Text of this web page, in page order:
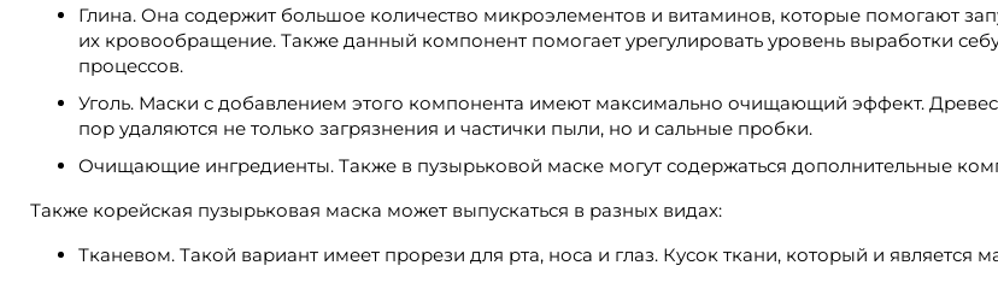
Глина. Она содержит большое количество микроэлементов и витаминов, которые помогают
их кровообращение. Также данный компонент помогает урегулировать уровень выработки
процессов.
Уголь. Маски с добавлением этого компонента имеют максимально очищающий эффект.
пор удаляются не только загрязнения и частички пыли, но и сальные пробки.
Очищающие ингредиенты. Также в пузырьковой маске могут содержаться дополнительные
Также корейская пузырьковая маска может выпускаться в разных видах:
Тканевом. Такой вариант имеет прорези для рта, носа и глаз. Кусок ткани, который и является